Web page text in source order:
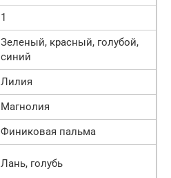
1
Зеленый, красный, голубой,
синий
Лилия
Магнолия
Финиковая пальма
Лань, голубь